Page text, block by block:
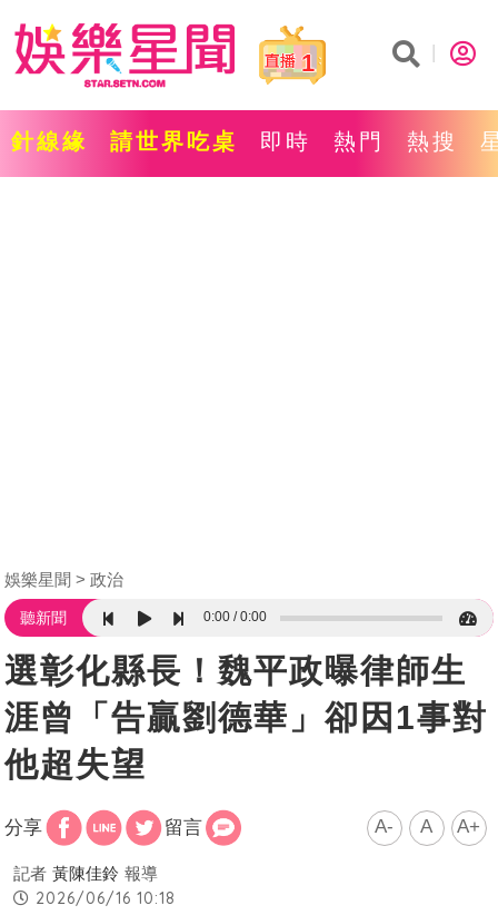
1
針線緣 請世界吃桌 即時 熱門 熱搜
娛樂星聞 政治
聽新聞 0:00 0:00
選彰化縣長！魏平政曝律師生
涯曾「告贏劉德華」卻因1事對
他超失望
分享 留言 A- A A+
記者 黃陳佳鈴 報導
2026/06/16 10:18